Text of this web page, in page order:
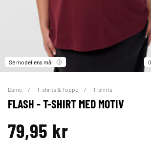
Se modellens mål
Dame T-shirts & Toppe T-shirts
FLASH - T-SHIRT MED MOTIV
79,95 kr